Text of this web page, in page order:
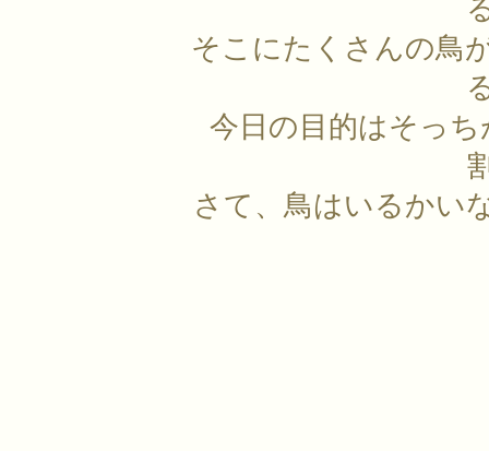
そこにたくさんの鳥
今日の目的はそっち
さて、鳥はいるかい